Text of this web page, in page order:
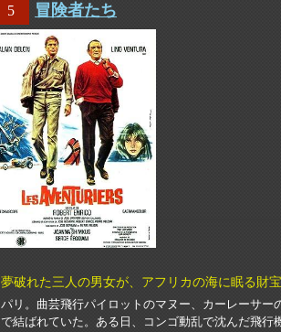
5 冒険者たち
夢破れた三人の男女が、アフリカの海に眠る財
パリ。曲芸飛行パイロットのマヌー、カーレーサ
で結ばれていた。ある日、コンゴ動乱で沈んだ飛行